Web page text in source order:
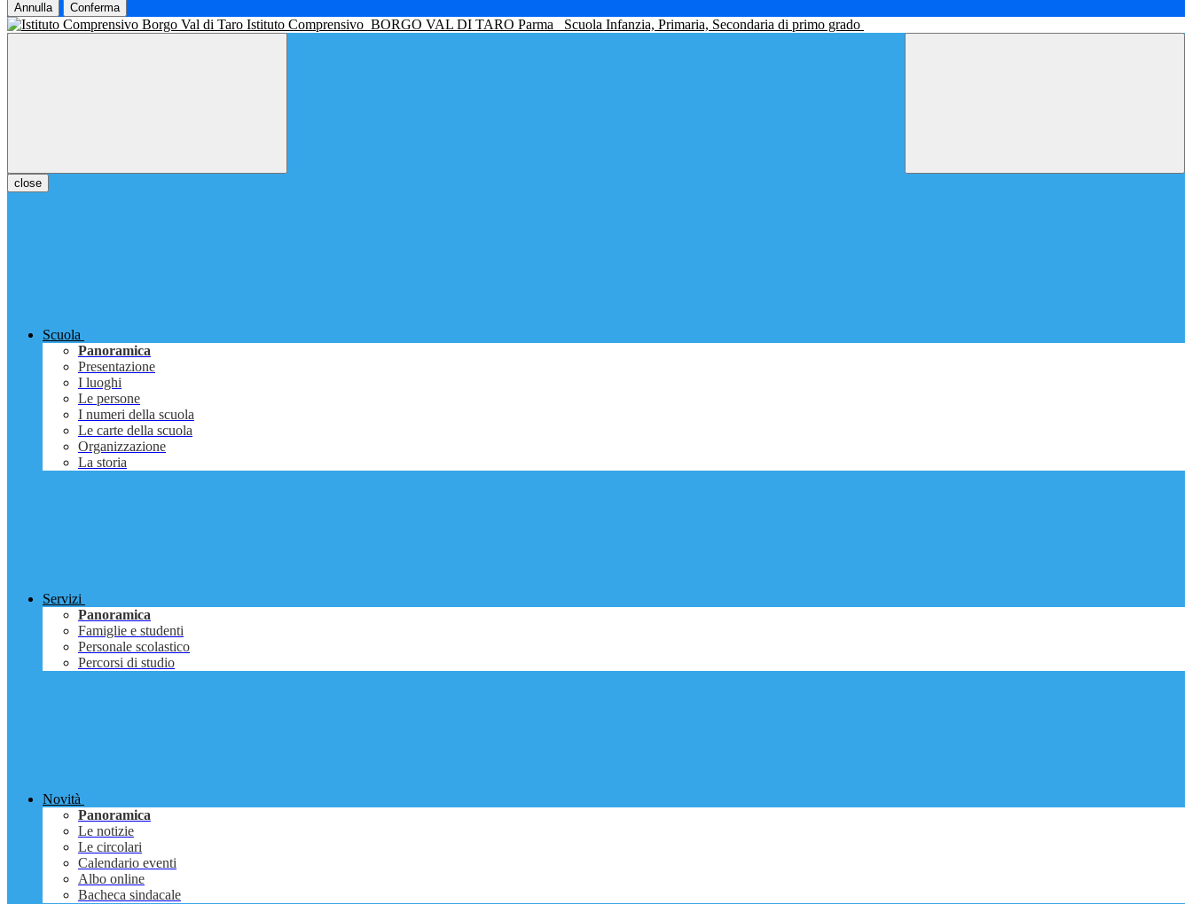
Annulla Conferma
Istituto Comprensivo BORGO VAL DI TARO Parma Scuola Infanzia, Primaria, Secondaria di primo grado
close
Scuola
Panoramica
Presentazione
I luoghi
Le persone
I numeri della scuola
Le carte della scuola
Organizzazione
La storia
Servizi
Panoramica
Famiglie e studenti
Personale scolastico
Percorsi di studio
Novità
Panoramica
Le notizie
Le circolari
Calendario eventi
Albo online
Bacheca sindacale